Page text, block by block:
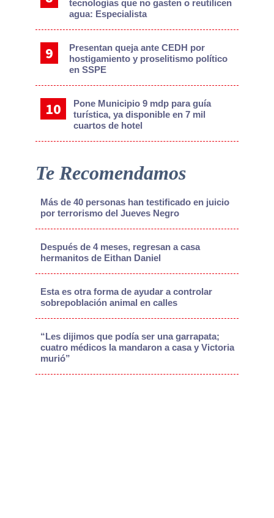
tecnologías que no gasten o reutilicen
agua: Especialista
Presentan queja ante CEDH por
hostigamiento y proselitismo político
en SSPE
Pone Municipio 9 mdp para guía
turística, ya disponible en 7 mil
cuartos de hotel
Te Recomendamos
Más de 40 personas han testificado en juicio
por terrorismo del Jueves Negro
Después de 4 meses, regresan a casa
hermanitos de Eithan Daniel
Esta es otra forma de ayudar a controlar
sobrepoblación animal en calles
“Les dijimos que podía ser una garrapata;
cuatro médicos la mandaron a casa y Victoria
murió”